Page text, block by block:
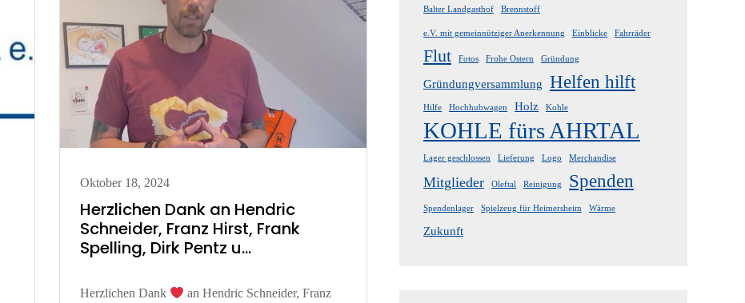
Posted
on
Oktober 18, 2024
Herzlichen Dank an Hendric
Schneider, Franz Hirst, Frank
Spelling, Dirk Pentz u…
Herzlichen Dank
an Hendric Schneider, Franz
Balter Landgasthof Brennstoff
e.V. mit gemeinnütziger Anerkennung Einblicke Fahrräder
Flut Fotos Frohe Ostern Gründung
Gründungversammlung Helfen hilft
Hilfe Hochhubwagen Holz Kohle
KOHLE fürs AHRTAL
Lager geschlossen Lieferung Logo Merchandise
Mitglieder Oleftal Reinigung Spenden
Spendenlager Spielzeug für Heimersheim Wärme
Zukunft